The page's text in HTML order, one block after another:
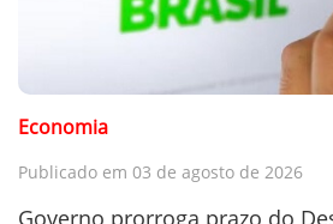
Economia
Publicado em 03 de agosto de 2026
Governo prorroga prazo do